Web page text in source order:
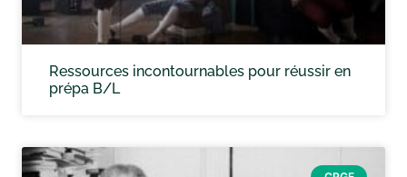
Ressources incontournables pour réussir en
prépa B/L